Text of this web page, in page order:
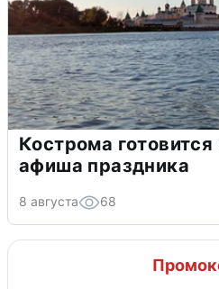
Кострома
афиша праздника
8 августа 68